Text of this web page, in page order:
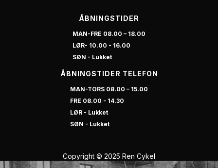
ÅBNINGSTIDER
MAN-FRE 08.00 – 18.00
LØR- 10.00 - 16.00
SØN - Lukket
ÅBNINGSTIDER TELEFON
MAN-TORS 08.00 – 15.00
FRE 08.00 - 14.30
LØR - Lukket
SØN - Lukket
Copyright © 2025 Ren Cykel